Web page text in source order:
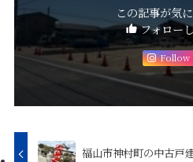
この記事が気
フォロー
Follow
福山市神村町の中古戸